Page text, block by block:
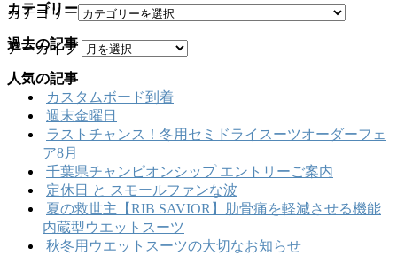
カテゴリー
カテゴリー
過去の記事
アーカイブ
人気の記事
カスタムボード到着
週末金曜日
ラストチャンス！冬用セミドライスーツオーダーフェ
ア8月
千葉県チャンピオンシップ エントリーご案内
定休日 と スモールファンな波
夏の救世主【RIB SAVIOR】肋骨痛を軽減させる機能
内蔵型ウエットスーツ
秋冬用ウエットスーツの大切なお知らせ